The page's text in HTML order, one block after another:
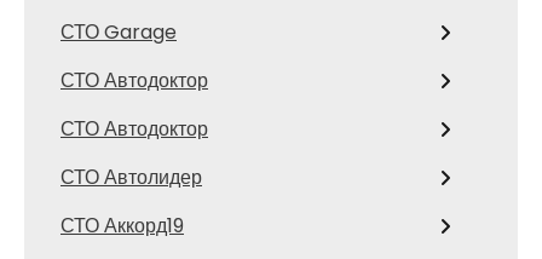
СТО Garage
СТО Автодоктор
СТО Автодоктор
СТО Автолидер
СТО Аккорд19